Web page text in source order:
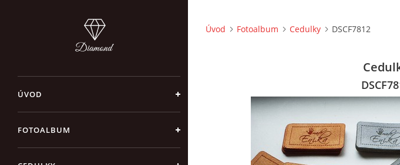
ÚVOD
FOTOALBUM
Úvod Fotoalbum Cedulky DSCF7812